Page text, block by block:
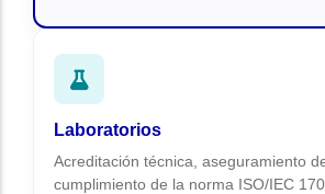
Laboratorios
Acreditación técnica, aseguramiento
cumplimiento de la norma ISO/IEC